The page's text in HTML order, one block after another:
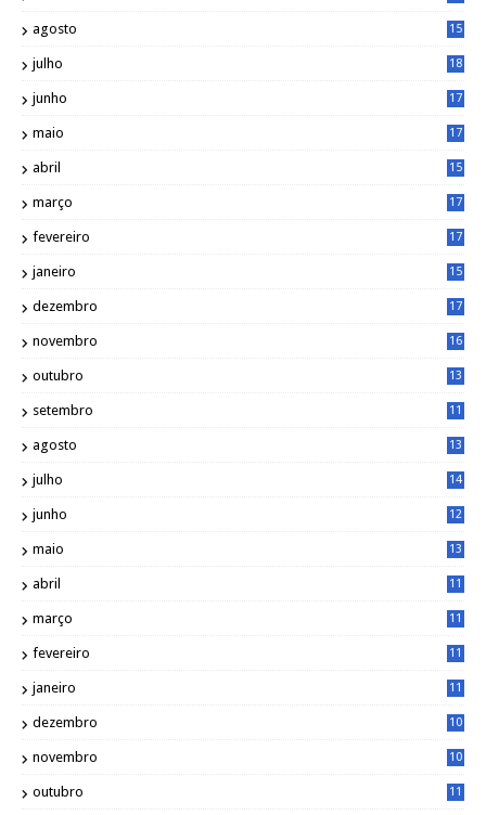
agosto
15
julho
18
junho
17
maio
17
abril
15
março
17
fevereiro
17
janeiro
15
dezembro
17
novembro
16
outubro
13
setembro
11
agosto
13
julho
14
junho
12
maio
13
abril
11
março
11
fevereiro
11
janeiro
11
dezembro
10
novembro
10
outubro
11